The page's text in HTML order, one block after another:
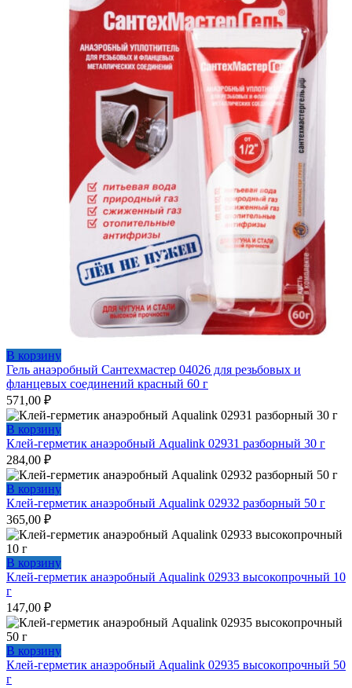
В корзину
Гель анаэробный Сантехмастер 04026 для резьбовых и
фланцевых соединений красный 60 г
571,00 ₽
В корзину
Клей-герметик анаэробный Aqualink 02931 разборный 30 г
284,00 ₽
В корзину
Клей-герметик анаэробный Aqualink 02932 разборный 50 г
365,00 ₽
В корзину
Клей-герметик анаэробный Aqualink 02933 высокопрочный 10
г
147,00 ₽
В корзину
Клей-герметик анаэробный Aqualink 02935 высокопрочный 50
г